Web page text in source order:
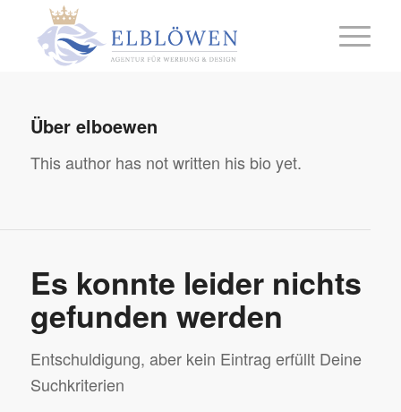
Über elboewen
This author has not written his bio yet.
Es konnte leider nichts
gefunden werden
Entschuldigung, aber kein Eintrag erfüllt Deine
Suchkriterien